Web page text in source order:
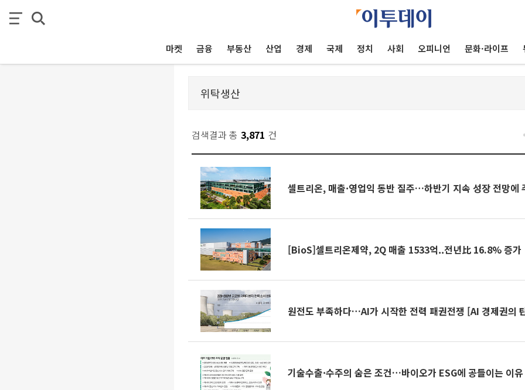
마켓 금융 부동산 산업 경제 국제 정치 사회 오피니언 문화·라이프
검색결과 총 3,871 건
셀트리온, 매출·영업익 동반 질주…하반기 지속 성장 전망에
[BioS]셀트리온제약, 2Q 매출 1533억..전년比 16.8% 증가
원전도 부족하다…AI가 시작한 전력 패권전쟁 [AI 경제권의
기술수출·수주의 숨은 조건…바이오가 ESG에 공들이는 이유